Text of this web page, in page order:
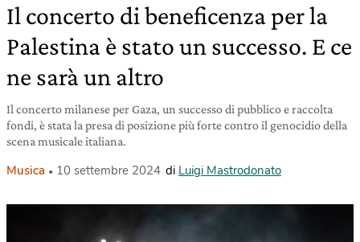
Il concerto di beneficenza per la
Palestina è stato un successo. E ce
ne sarà un altro
Il concerto milanese per Gaza, un successo di pubblico e raccolta
fondi, è stata la presa di posizione più forte contro il genocidio della
scena musicale italiana.
Musica 10 settembre 2024 di Luigi Mastrodonato